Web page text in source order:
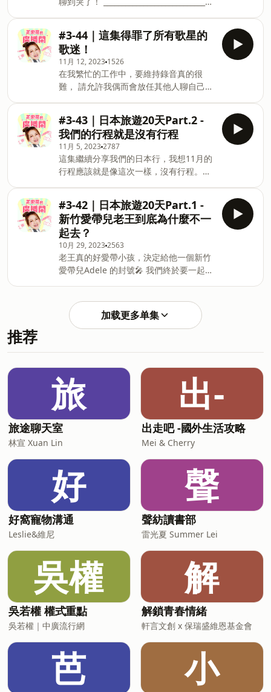
蒂 Melody 美樂IG：runnermelody
Powered by Firstory Hosting
#3-44｜這集得罪了所有歌星的
歌迷！
11月 12, 2023 1526
在我繁忙的工作中，要維持錄音真的很
難， 請允許我偶而會放任其他人聊自己
們向老王&amp;渣弘致敬 因為他們帶著得
罪無數歌手和粉絲的決心錄製這一集！
______________________________ 美樂蒂的廣
播間第三季 美樂粉絲團：美樂蒂 Melody
美樂IG：runnermelody Powered by
Firstory Hosting
#3-43｜日本旅遊20天Part.2 -
我們的行程就是沒有行程
11月 5, 20232787
這集繼續分享我們的日本行，我想11月的
行程應該就是像這次一樣，沒有行程。
播間第三季 美樂粉絲團：美樂蒂 Melody
美樂IG：runnermelody Powered by
Firstory Hosting
#3-42｜日本旅遊20天Part.1 -
新竹愛帶兒老王到底為什麼不一
起去？
10月 29, 20232563
老王真的好愛帶小孩，決定給他一個新竹
愛帶兒Adele 的封號🎤 我們終於要一起出
京的開始。 不曉得11月和老王去會有什麼
新火花？ ______________________________ 美
加载更多单集
推荐
旅
旅途聊天室
林宣 Xuan Lin
出-
出走吧 -國外生活攻略
Mei & Cherry
好
好窩寵物溝通
Leslie&維尼
聲
聲紡讀書部
雷光夏 Summer Lei
吳權
吳若權 權式重點
吳若權｜中廣流行網
解
解鎖青春情緒
軒言文創 x 保瑞盛維恩基金會
芭 小